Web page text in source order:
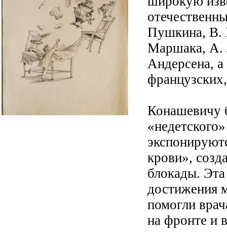
Пушкина, В.
Маршака, А.
Андерсена,
Конашевичу
крови»,
блокады.
достижения
помогли
на фронте и